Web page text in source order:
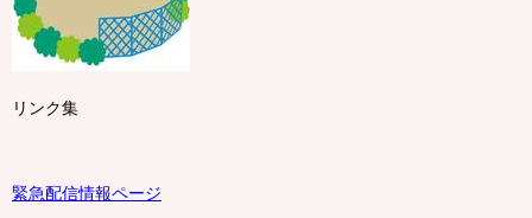
リンク集
緊急配信情報ページ